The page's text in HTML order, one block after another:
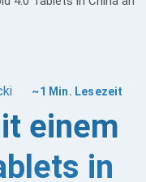
~1 Min. Lesezeit
einem
in